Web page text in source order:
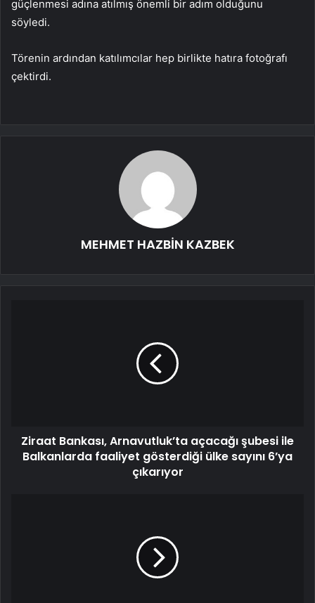
güçlenmesi adına atılmış önemli bir adım olduğunu
söyledi.
Törenin ardından katılımcılar hep birlikte hatıra fotoğrafı
çektirdi.
MEHMET HAZBİN KAZBEK
Ziraat Bankası, Arnavutluk’ta açacağı şubesi ile
Balkanlarda faaliyet gösterdiği ülke sayını 6’ya
çıkarıyor